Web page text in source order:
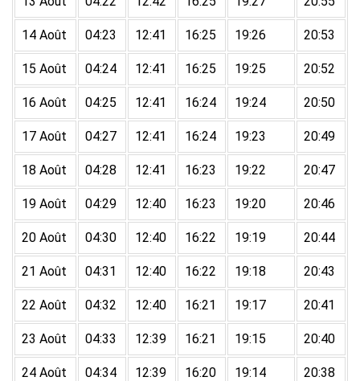
14 Août 04:23 12:41 16:25 19:26 20:53
15 Août 04:24 12:41 16:25 19:25 20:52
16 Août 04:25 12:41 16:24 19:24 20:50
17 Août 04:27 12:41 16:24 19:23 20:49
18 Août 04:28 12:41 16:23 19:22 20:47
19 Août 04:29 12:40 16:23 19:20 20:46
20 Août 04:30 12:40 16:22 19:19 20:44
21 Août 04:31 12:40 16:22 19:18 20:43
22 Août 04:32 12:40 16:21 19:17 20:41
23 Août 04:33 12:39 16:21 19:15 20:40
24 Août 04:34 12:39 16:20 19:14 20:38